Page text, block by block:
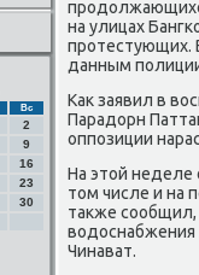
Вс
2
9
16
23
30
на улицах
протестующих.
данным
Как заявил в
Парадорн
оппозиции
На этой неделе
том числе и на
также сообщил,
Чинават.